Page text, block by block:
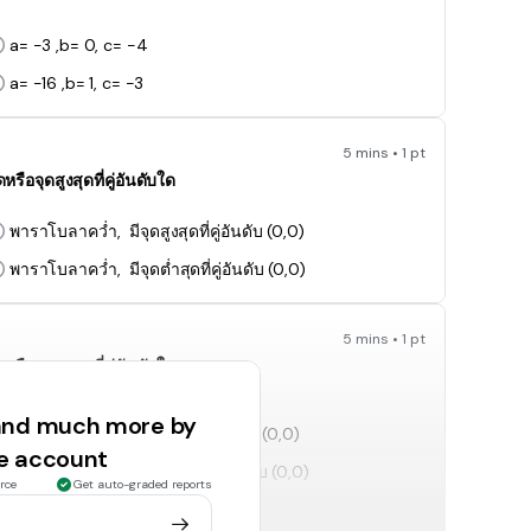
a= -3 ,b= 0, c= -4
a= -16 ,b= 1, c= -3
5 mins • 1 pt
หรือจุดสูงสุดที่คู่อันดับใด
พาราโบลาคว่ำ, มีจุดสูงสุดที่คู่อันดับ (0,0)
พาราโบลาคว่ำ, มีจุดต่ำสุดที่คู่อันดับ (0,0)
5 mins • 1 pt
หรือจุดสูงสุดที่คู่อันดับใด
พาราโบลาคว่ำ, มีจุดสูงสุดที่คู่อันดับ (0,0)
พาราโบลาหงาย, มีจุดต่ำสุดที่คู่อันดับ (0,0)
much more by
account
Get auto-graded reports